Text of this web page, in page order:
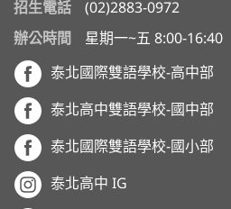
招生電話
(02)2883-0972
辦公時間
星期一~五 8:00-16:40
泰北國際雙語學校-高中部
泰北高中雙語學校-國中部
泰北國際雙語學校-國小部
泰北高中 IG